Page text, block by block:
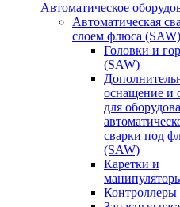
Автоматическое
Автоматическая
слоем флюса (SAW)
Головки и
(SAW)
оснащение и
для
сварки под
(SAW)
Каретки и
Контроллеры